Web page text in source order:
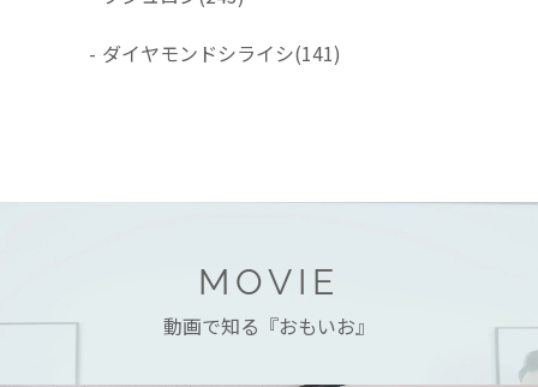
- ダイヤモンドシライシ(141)
MOVIE
動画で知る『おもいお』